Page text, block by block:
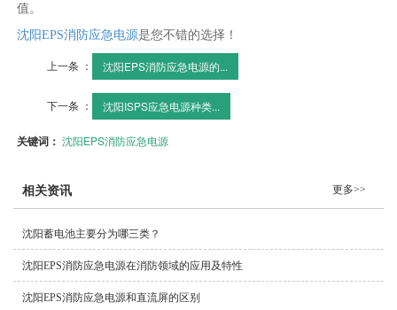
值。
沈阳EPS消防应急电源是您不错的选择！
上一条 ： 沈阳EPS消防应急电源的...
下一条 ： 沈阳ISPS应急电源种类...
关键词：沈阳EPS消防应急电源
相关资讯 更多>>
沈阳蓄电池主要分为哪三类？
沈阳EPS消防应急电源在消防领域的应用及特性
沈阳EPS消防应急电源和直流屏的区别